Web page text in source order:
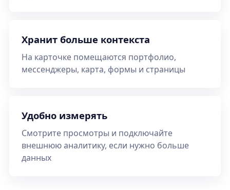
Хранит больше контекста
На карточке помещаются портфолио,
мессенджеры, карта, формы и страницы
Удобно измерять
Смотрите просмотры и подключайте
внешнюю аналитику, если нужно больше
данных